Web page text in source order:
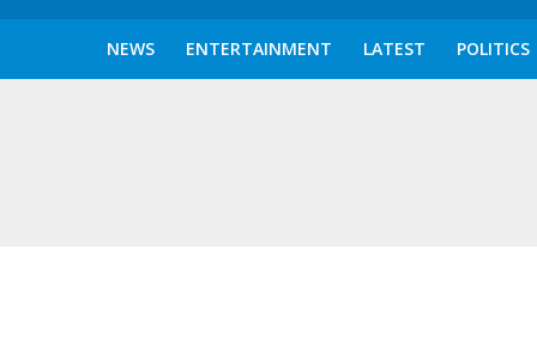
NEWS ENTERTAINMENT LATEST POLITICS